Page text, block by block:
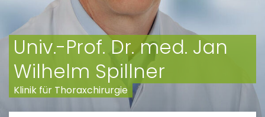
Univ.-Prof. Dr. med. Jan
Wilhelm Spillner
Klinik für Thoraxchirurgie